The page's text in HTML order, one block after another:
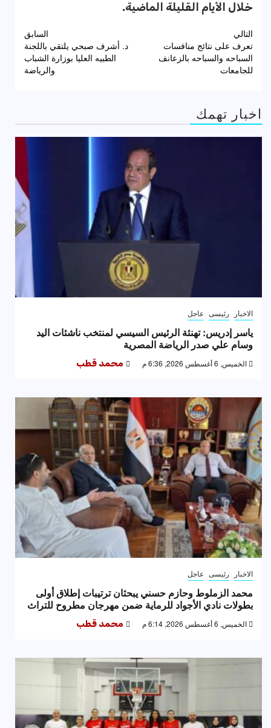
خلال الأيام القليلة الماضية.
تصفّح
المقالات
السابق
د. أشرف صبحي يلتقي باللجنة
الطبيه العليا بوزارة الشباب
والرياضة
التالي
تعرف على نتائج منافسات
السباحه والسباحه بالزعانف
للجامعات
اخبار تهمك
الاخبار رئيسى عاجل
ياسر إدريس: تهنئة الرئيس السيسي لمنتخب ناشئات اليد
وسام علي صدر الرياضة المصرية
الخميس, 6 أغسطس 2026, 6:36 م محمد قطب
الاخبار رئيسى عاجل
محمد الزملوط وحازم حسني يبحثان ترتيبات إطلاق أولى
بطولات نادي الأجواد للرماية ضمن مهرجان مطروح للتراث
الخميس, 6 أغسطس 2026, 6:14 م محمد قطب